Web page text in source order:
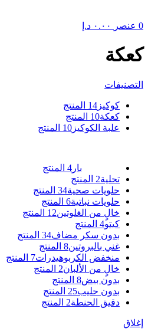
0 عنصر ٠.٠٠ د.إ
كعكة
التصنيفات
كوكيز 14 المنتج
كعكة10 المنتج
علبة الكوكيز 10 المنتج
بار 4 المنتج
تحلية2 المنتج
حلويات صحية34 المنتج
حلويات نباتية6 المنتج
خالٍ من الغلوتين12 المنتج
كيتو4 المنتج
بدون سكر مضاف34 المنتج
غني بالبروتين8 المنتج
منخفض الكربوهيدرات7 المنتج
خالٍ من الألبان2 المنتج
بدون بيض8 المنتج
بدون حليب25 المنتج
دقيق الحنطة2 المنتج
إغلاق